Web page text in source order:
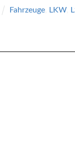
Fahrzeuge, LKW,